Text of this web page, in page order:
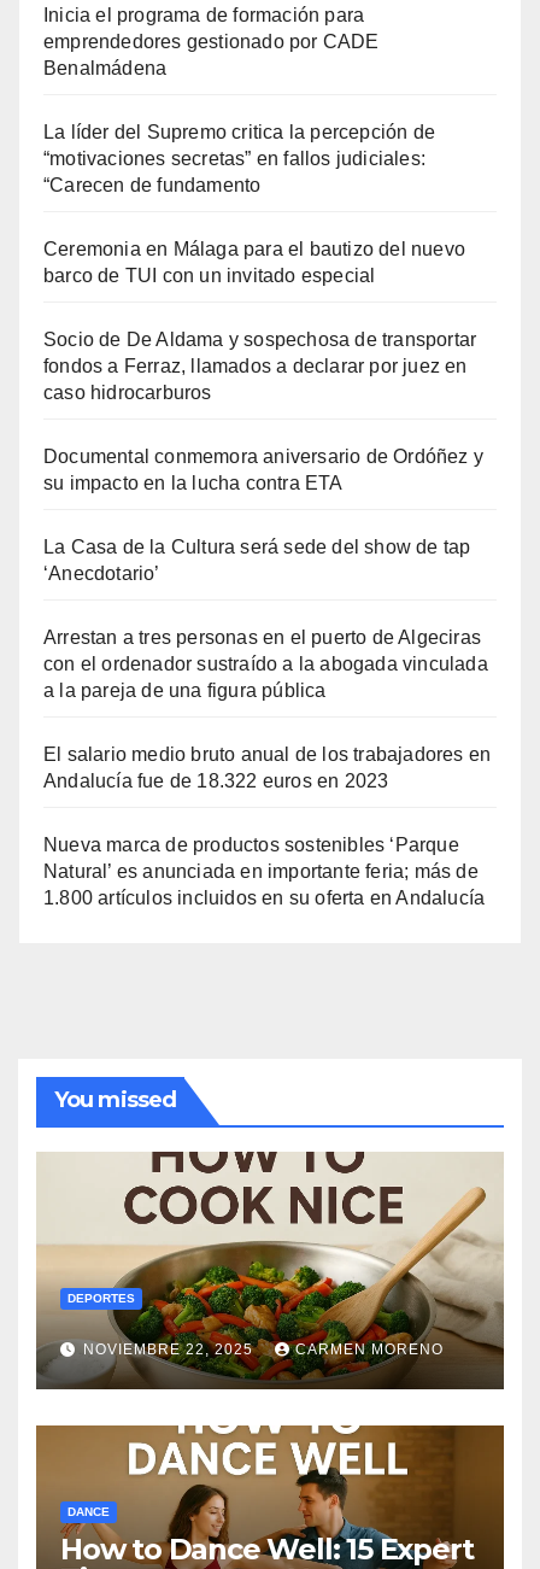
Inicia el programa de formación para
emprendedores gestionado por CADE
Benalmádena
La líder del Supremo critica la percepción de
“motivaciones secretas” en fallos judiciales:
“Carecen de fundamento
Ceremonia en Málaga para el bautizo del nuevo
barco de TUI con un invitado especial
Socio de De Aldama y sospechosa de transportar
fondos a Ferraz, llamados a declarar por juez en
caso hidrocarburos
Documental conmemora aniversario de Ordóñez y
su impacto en la lucha contra ETA
La Casa de la Cultura será sede del show de tap
‘Anecdotario’
Arrestan a tres personas en el puerto de Algeciras
con el ordenador sustraído a la abogada vinculada
a la pareja de una figura pública
El salario medio bruto anual de los trabajadores en
Andalucía fue de 18.322 euros en 2023
Nueva marca de productos sostenibles ‘Parque
Natural’ es anunciada en importante feria; más de
1.800 artículos incluidos en su oferta en Andalucía
You missed
DEPORTES
NOVIEMBRE 22, 2025 CARMEN MORENO
DANCE
How to Dance Well: 15 Expert